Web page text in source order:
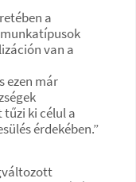
a
van a
ezen már
tűzi ki célul a
érdekében.”